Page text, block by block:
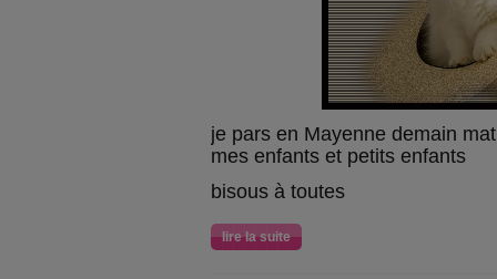
je pars en Mayenne demain
mes enfants et petits enfants
bisous à toutes
lire la suite